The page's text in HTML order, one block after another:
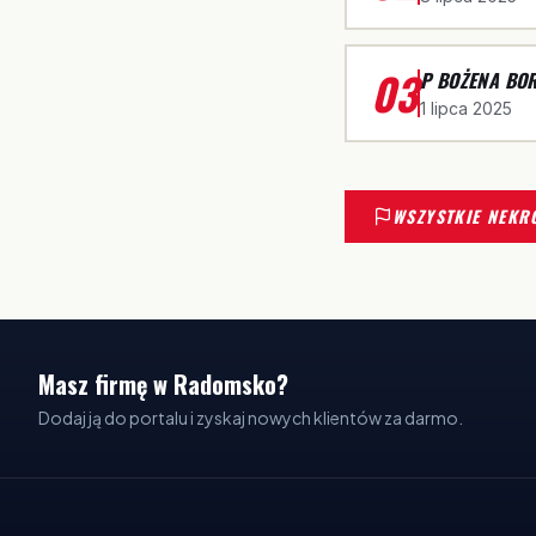
03P BOŻENA
1 lipca 2025
WSZYSTKIE
Masz firmę w Radomsko?
Dodaj ją do portalu i zyskaj nowych klientów za darmo.